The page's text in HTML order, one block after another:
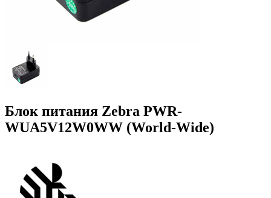
Блок питания Zebra PWR-
WUA5V12W0WW (World-Wide)